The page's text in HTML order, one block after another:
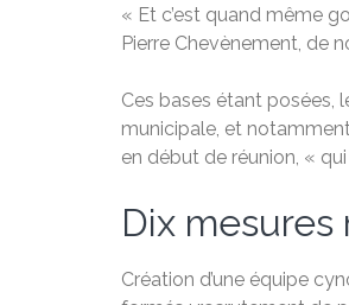
« Et c’est quand même
Pierre Chevènement, de
Ces bases étant posées,
municipale, et
en début de réunion, «
Dix
Création d’une équipe